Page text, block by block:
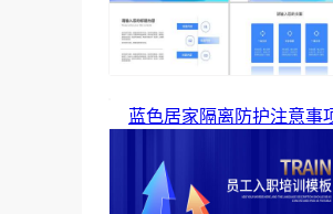
蓝色居家隔离防护注意事